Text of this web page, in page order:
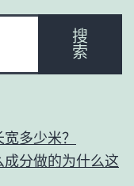
搜
索
多少米？
分做的为什么这